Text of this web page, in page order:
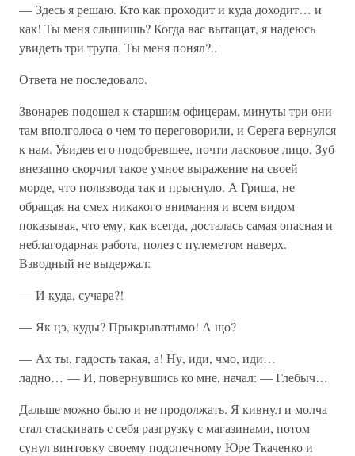
— Здесь я решаю. Кто как проходит и куда доходит… и
как! Ты меня слышишь? Когда вас вытащат, я надеюсь
увидеть три трупа. Ты меня понял?..
Ответа не последовало.
Звонарев подошел к старшим офицерам, минуты три они
там вполголоса о чем-то переговорили, и Серега вернулся
к нам. Увидев его подобревшее, почти ласковое лицо, Зуб
внезапно скорчил такое умное выражение на своей
морде, что полвзвода так и прыснуло. А Гриша, не
обращая на смех никакого внимания и всем видом
показывая, что ему, как всегда, досталась самая опасная и
неблагодарная работа, полез с пулеметом наверх.
Взводный не выдержал:
— И куда, сучара?!
— Як цэ, куды? Прыкрыватымо! А що?
— Ах ты, гадость такая, а! Ну, иди, чмо, иди…
ладно… — И, повернувшись ко мне, начал: — Глебыч…
Дальше можно было и не продолжать. Я кивнул и молча
стал стаскивать с себя разгрузку с магазинами, потом
сунул винтовку своему подопечному Юре Ткаченко и